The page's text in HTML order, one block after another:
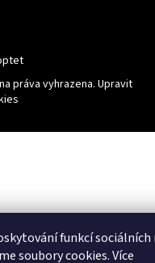
funkcí sociálních
soubory cookies. Více
práva vyhrazena. Upravit